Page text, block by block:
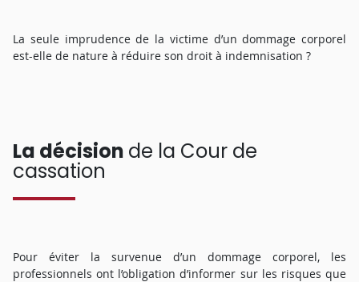
La seule imprudence de la victime d’un dommage corporel
est-elle de nature à réduire son droit à indemnisation ?
La décision de la Cour de
cassation
Pour éviter la survenue d’un dommage corporel, les
professionnels ont l’obligation d’informer sur les risques que